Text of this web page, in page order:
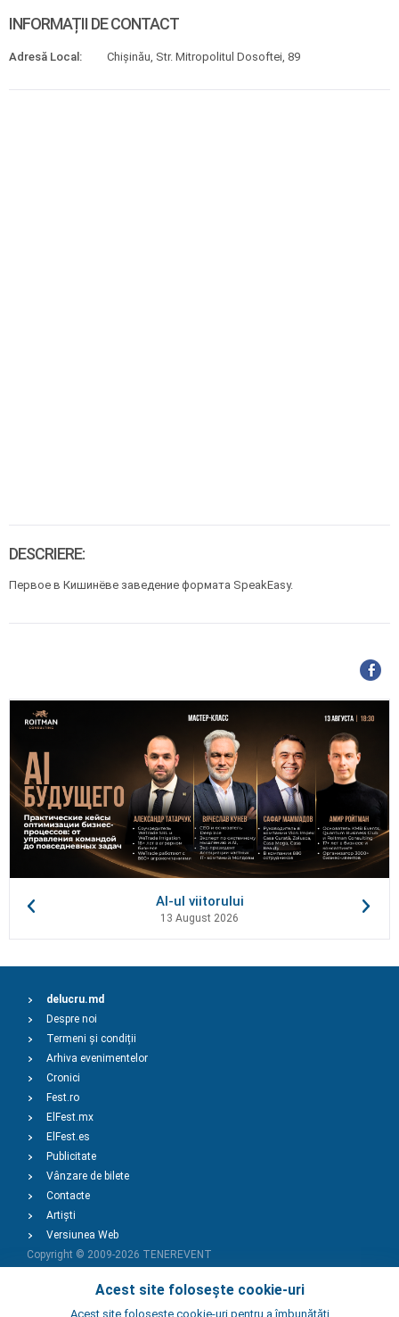
INFORMAȚII DE CONTACT
Adresă Local: Chișinău, Str. Mitropolitul Dosoftei, 89
DESCRIERE:
Первое в Кишинёве заведение формата SpeakEasy.
AI-ul viitorului
13 August 2026
Acest site folosește cookie-uri
Acest site foloseste cookie-uri pentru a îmbunătăți
delucru.md
Despre noi
Termeni și condiții
Arhiva evenimentelor
Cronici
Fest.ro
ElFest.mx
ElFest.es
Publicitate
Vânzare de bilete
Contacte
Artiști
Versiunea Web
Copyright © 2009-2026 TENEREVENT
Adaugă Eveniment